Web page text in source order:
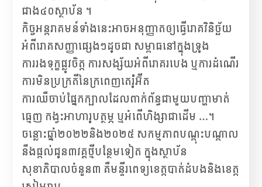
ជាង៤០ស្ថាប័ន ។
កិច្ចអន្តរាគមន៍ទាំងនេះអាចអនុញ្ញាតឲ្យធ្វើរោគវិនិច្ឆ័យ
អំពីរោគសញ្ញាផ្សេងៗដូចជា សម្ពាធនៅក្នុងទ្រូង
ការរងទុក្ខផ្លូវចិត្ត ការសង្ស័យអំពីរោគរបេង ឬការដំណើរ
ការមិនប្រក្រតីនៃក្រពេញតេរ៉ូអ៊ីត
ការឈឺចាប់ផ្នែកក្បាលដែលពាក់ព័ន្ធជាមួយបញ្ហាមាត់
ធ្មេញ កង្វះអាហារូបត្ថម្ភ ឬអំពើហិង្សាជាដើម …។
ចន្លោះឆ្នាំ២០២២និង២០២៥ សកម្មភាពបណ្តុះបណ្តាល
នឹងផ្តល់ជូន៣វគ្គថ្មីបន្ថែមទៀត ក្នុងស្ថាប័ន
សុខាភិបាលចំនួន៣ គឺមន្ទីរពេទ្យខេត្តបាត់ដំបងនិងខេត្ត